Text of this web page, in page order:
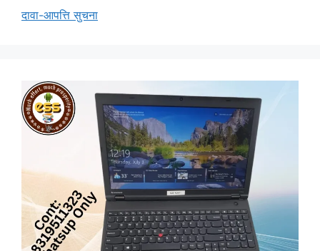
दावा-आपत्ति सुचना